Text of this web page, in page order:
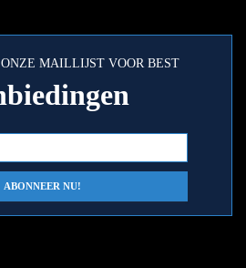
MAILLIJST VOOR BEST